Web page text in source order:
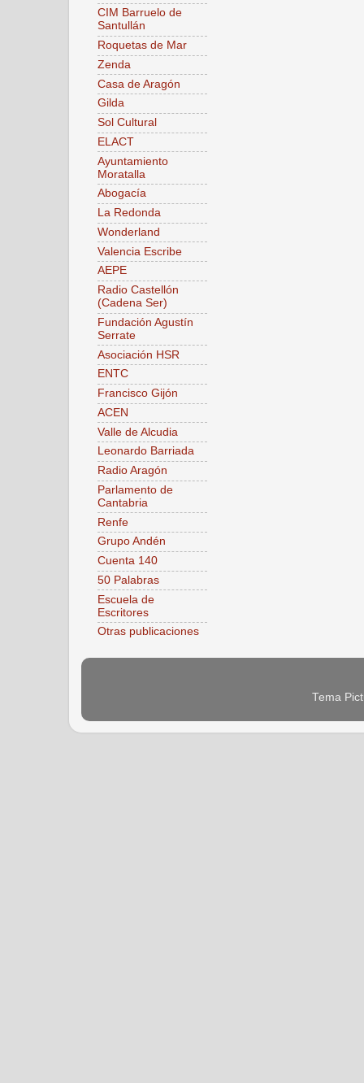
CIM Barruelo de
Santullán
Roquetas de Mar
Zenda
Casa de Aragón
Gilda
Sol Cultural
ELACT
Ayuntamiento
Moratalla
Abogacía
La Redonda
Wonderland
Valencia Escribe
AEPE
Radio Castellón
(Cadena Ser)
Fundación Agustín
Serrate
Asociación HSR
ENTC
Francisco Gijón
ACEN
Valle de Alcudia
Leonardo Barriada
Radio Aragón
Parlamento de
Cantabria
Renfe
Grupo Andén
Cuenta 140
50 Palabras
Escuela de
Escritores
Otras publicaciones
Tema